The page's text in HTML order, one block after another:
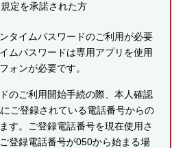
定を承諾された方
タイムパスワードのご利用が必要
ムパスワードは専用アプリを使用
ォンが必要です。
のご利用開始手続の際、本人確認
ご登録されている電話番号からの
す。ご登録電話番号を現在使用さ
登録電話番号が050から始まる場